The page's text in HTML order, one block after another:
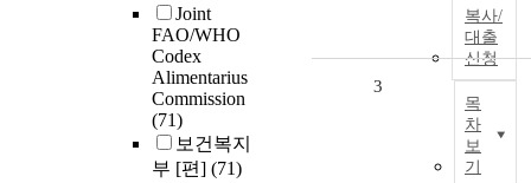
Joint
FAO/WHO
Codex
Alimentarius
Commission
(71)
보건복지
부 [편] (71)
복사/
대출
신청
목
차
보
기
3